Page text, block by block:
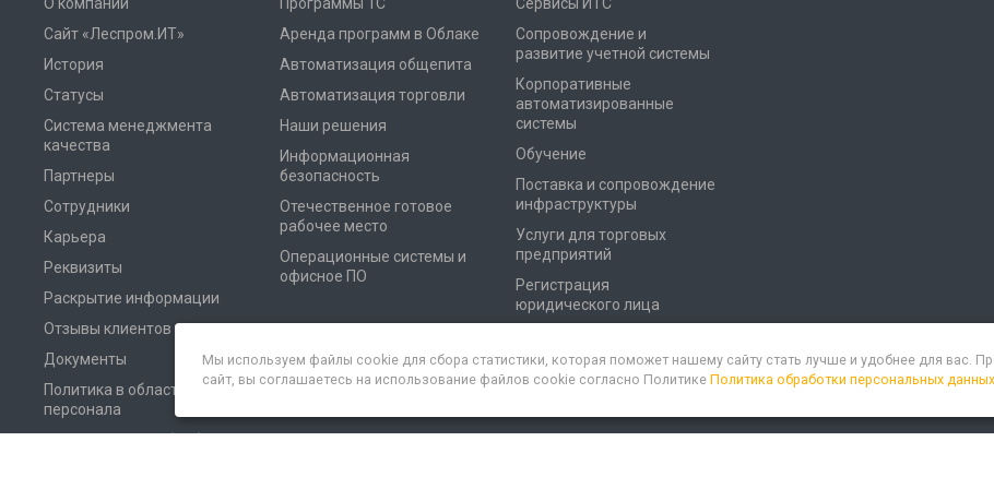
Сайт «Леспром.ИТ»
История
Статусы
Система менеджмента
качества
Партнеры
Сотрудники
Карьера
Реквизиты
Раскрытие информации
Отзывы клиентов
Документы
Политика в области
персонала
Аренда программ в Облаке
Автоматизация общепита
Автоматизация торговли
Наши решения
Информационная
безопасность
Отечественное готовое
рабочее место
Операционные системы и
офисное ПО
Сопровождение и
развитие учетной системы
Корпоративные
автоматизированные
системы
Обучение
Поставка и сопровождение
инфраструктуры
Услуги для торговых
предприятий
Регистрация
юридического лица
Мы используем файлы cookie для сбора статистики, которая поможет нашему сайту стать лучше и удобнее для вас.
сайт, вы соглашаетесь на использование файлов cookie согласно Политике Политика обработки персональных данных